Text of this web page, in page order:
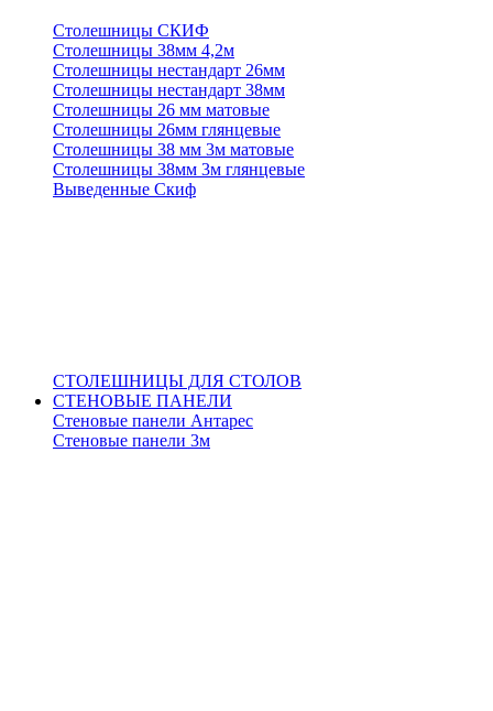
Столешницы СКИФ
Столешницы 38мм 4,2м
Столешницы нестандарт 26мм
Столешницы нестандарт 38мм
Столешницы 26 мм матовые
Столешницы 26мм глянцевые
Столешницы 38 мм 3м матовые
Столешницы 38мм 3м глянцевые
Выведенные Скиф
СТОЛЕШНИЦЫ ДЛЯ СТОЛОВ
СТЕНОВЫЕ ПАНЕЛИ
Стеновые панели Антарес
Стеновые панели 3м